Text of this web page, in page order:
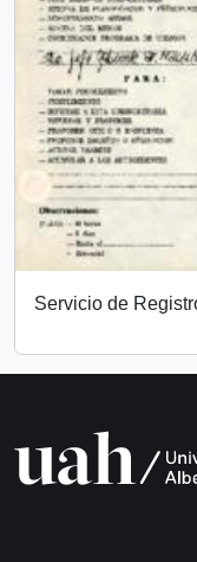
Servicio de